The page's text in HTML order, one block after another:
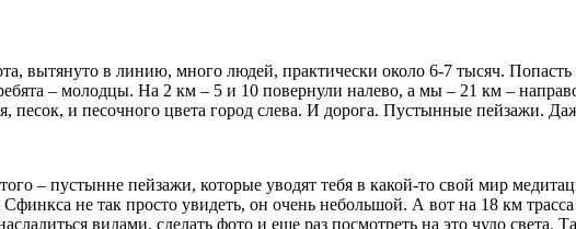
вытянуто в линию, много людей, практически около 6-7 тысяч.
– молодцы. На 2 км – 5 и 10 повернули налево, а мы – 21 км –
и песочного цвета город слева. И дорога. Пустынные пейзажи.
– пустынне пейзажи, которые уводят тебя в какой-то свой мир
не так просто увидеть, он очень небольшой. А вот на 18 км
видами, сделать фото и еще раз посмотреть на это чудо света.